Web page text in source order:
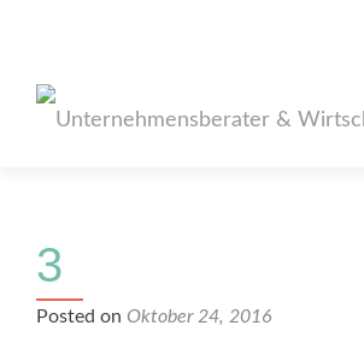
3
Posted on Oktober 24, 2016